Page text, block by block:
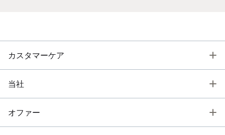
カスタマーケア
当社
オファー